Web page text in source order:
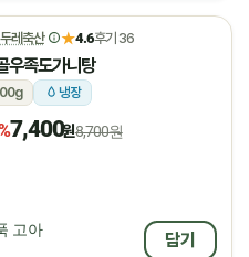
레축산 ★4.6후기 36
우족도가니탕
냉장
7,400원8,700원
고아 담기